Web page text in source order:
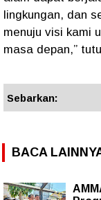
lingkungan, dan
menuju visi kami
masa depan,”
Sebarkan:
BACA